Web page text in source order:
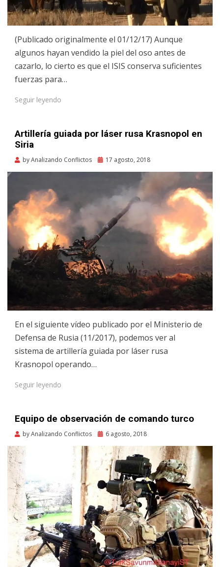
(Publicado originalmente el 01/12/17) Aunque
algunos hayan vendido la piel del oso antes de
cazarlo, lo cierto es que el ISIS conserva suficientes
fuerzas para…
Seguir leyendo
Artillería guiada por láser rusa Krasnopol en
Siria
byAnalizando Conflictos
Posted
17 agosto, 2018
En el siguiente vídeo publicado por el Ministerio de
Defensa de Rusia (11/2017), podemos ver al
sistema de artillería guiada por láser rusa
Krasnopol operando…
Seguir leyendo
Equipo de observación de comando turco
byAnalizando Conflictos
Posted
6 agosto, 2018